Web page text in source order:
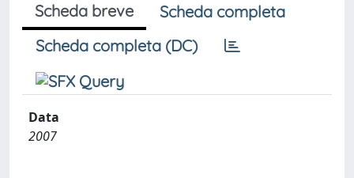
Scheda breve
Scheda completa
Scheda completa (DC)
Data
2007